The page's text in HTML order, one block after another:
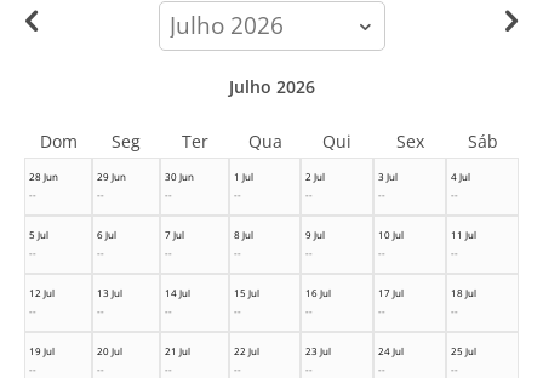
calendar-
month
28 Jun
--
29 Jun
--
30 Jun
--
1 Jul
--
2 Jul
--
3 Jul
--
4 Jul
--
5 Jul
--
6 Jul
--
7 Jul
--
8 Jul
--
9 Jul
--
10 Jul
--
11 Jul
--
12 Jul
--
13 Jul
--
14 Jul
--
15 Jul
--
16 Jul
--
17 Jul
--
18 Jul
--
19 Jul
--
20 Jul
--
21 Jul
--
22 Jul
--
23 Jul
--
24 Jul
--
25 Jul
--
Julho 2026
Dom Seg Ter Qua Qui Sex Sáb